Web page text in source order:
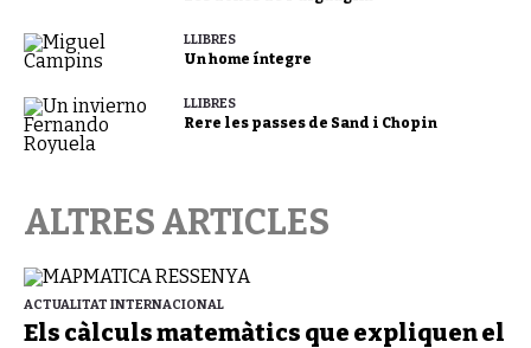
LLIBRES
Un home íntegre
LLIBRES
Rere les passes de Sand i Chopin
ALTRES ARTICLES
ACTUALITAT INTERNACIONAL
Els càlculs matemàtics que expliquen el